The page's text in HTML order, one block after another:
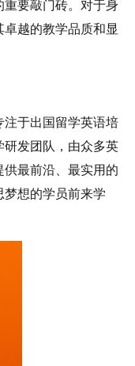
要敲门砖。对于身
越的教学品质和显
注于出国留学英语培
研发团队，由众多英
最前沿、最实用的
想的学员前来学